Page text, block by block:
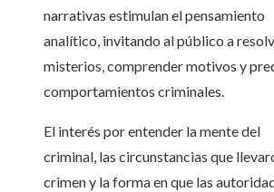
narrativas estimulan el pensamiento
analítico, invitando al público a
misterios, comprender motivos y
comportamientos criminales.
El interés por entender la mente del
criminal, las circunstancias que
crimen y la forma en que las